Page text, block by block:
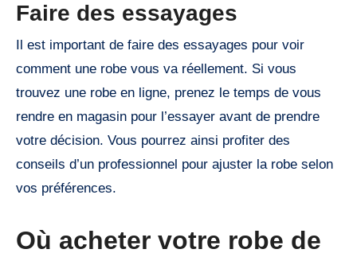
Faire des essayages
Il est important de faire des essayages pour voir
comment une robe vous va réellement. Si vous
trouvez une robe en ligne, prenez le temps de vous
rendre en magasin pour l’essayer avant de prendre
votre décision. Vous pourrez ainsi profiter des
conseils d’un professionnel pour ajuster la robe selon
vos préférences.
Où acheter votre robe de